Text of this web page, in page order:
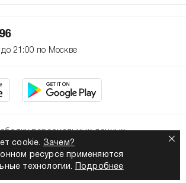
cookie. Зачем?
ресурсе применяются
технологии.
Подробнее
21:00 по Москве
защищены
персональных данных